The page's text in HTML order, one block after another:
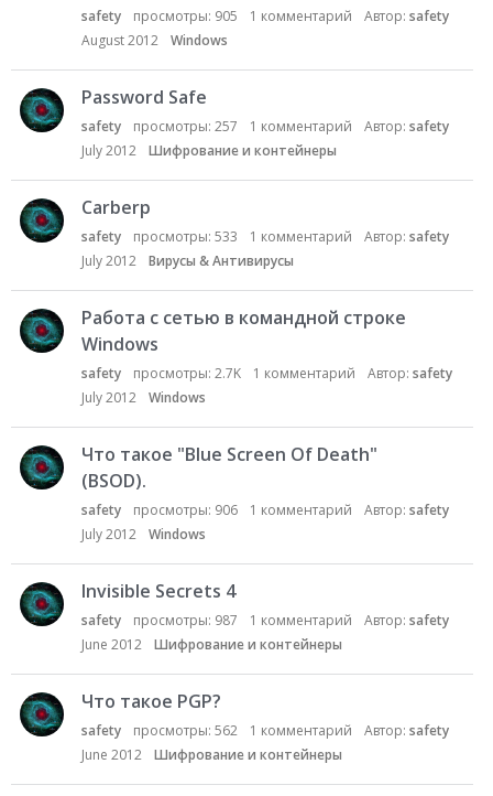
safety просмотры: 905 1 комментарий Автор: safety
August 2012
Windows
Password Safe
safety просмотры: 257 1 комментарий Автор: safety
July 2012
Шифрование и контейнеры
Carberp
safety просмотры: 533 1 комментарий Автор: safety
July 2012
Вирусы & Антивирусы
Работа с сетью в командной строке
Windows
safety просмотры: 2.7K 1 комментарий Автор: safety
July 2012
Windows
Что такое "Blue Screen Of Death"
(BSOD).
safety просмотры: 906 1 комментарий Автор: safety
July 2012
Windows
Invisible Secrets 4
safety просмотры: 987 1 комментарий Автор: safety
June 2012
Шифрование и контейнеры
Что такое PGP?
safety просмотры: 562 1 комментарий Автор: safety
June 2012
Шифрование и контейнеры